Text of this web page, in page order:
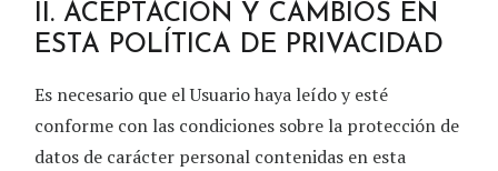
II. ACEPTACIÓN Y CAMBIOS EN
ESTA POLÍTICA DE PRIVACIDAD
Es necesario que el Usuario haya leído y esté
conforme con las condiciones sobre la protección de
datos de carácter personal contenidas en esta